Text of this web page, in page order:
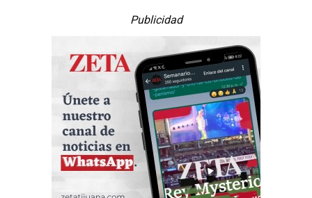
Publicidad